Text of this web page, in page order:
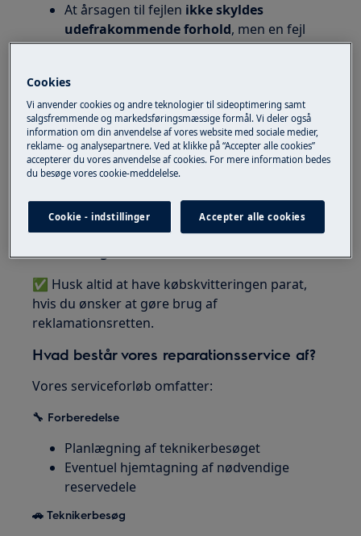
At årsagen til fejlen ikke skyldes
udefrakommende forhold, men en fejl
eller mangel på selve produktet
brugsvejledningen
afhjælpe problemet (fx indstillinger eller
ændret installation)
At produktet eromfattet af
reklamationsret, og atkøbskvitteringen
er klar
Bestiller du service på vegne af en anden, er
det den, der foretager bestillingen, somhæfter
✅ Husk altid at have købskvitteringen parat,
hvis du ønsker at gøre brug af
reklamationsretten.
Hvad består vores reparationsservice af?
Vores serviceforløb omfatter:
🔧 Forberedelse
Planlægning af teknikerbesøget
Eventuel hjemtagning af nødvendige
reservedele
🚗 Teknikerbesøg
Cookies
Vi anvender cookies og andre teknologier til sideoptimering samt
salgsfremmende og markedsføringsmæssige formål. Vi deler også
information om din anvendelse af vores website med sociale medier,
reklame- og analysepartnere. Ved at klikke på “Accepter alle cookies”
accepterer du vores anvendelse af cookies. For mere information bedes
du besøge vores cookie-meddelelse.
Cookie - indstillinger Accepter alle cookies